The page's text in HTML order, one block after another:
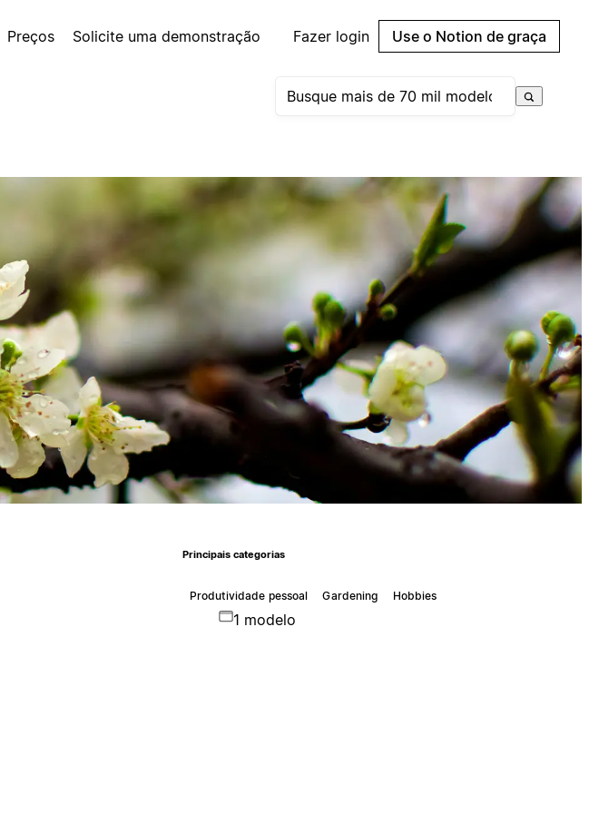
Preços Solicite uma demonstração Fazer login Use o Notion de graça
Principais categorias
Produtividade pessoal Gardening Hobbies
1 modelo